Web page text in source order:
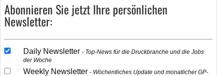
Abonnieren Sie jetzt Ihre persönlichen
Newsletter:
Daily Newsletter
Top-News für die Druckbranche und die Jobs
der Woche
Weekly Newsletter
Wöchentliches Update und monatlicher GP-